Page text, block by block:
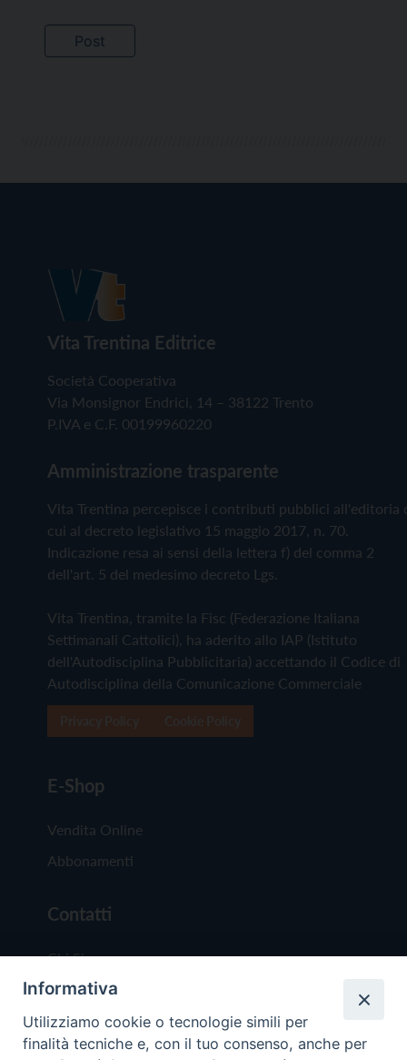
Vita Trentina Editrice
Società Cooperativa
Via Monsignor Endrici, 14 – 38122 Trento
P.IVA e C.F. 00199960220
Amministrazione trasparente
Vita Trentina percepisce i contributi pubblici all'editoria
cui al decreto legislativo 15 maggio 2017, n. 70.
Indicazione resa ai sensi della lettera f) del comma 2
dell'art. 5 del medesimo decreto Lgs.
Vita Trentina, tramite la Fisc (Federazione Italiana
Settimanali Cattolici), ha aderito allo IAP (Istituto
dell'Autodisciplina Pubblicitaria) accettando il Codice di
Autodisciplina della Comunicazione Commerciale
E-Shop
Vendita Online
Abbonamenti
Contatti
Chi Siamo
Redazione
Scrivici
Informativa
Utilizziamo cookie o tecnologie simili per
finalità tecniche e, con il tuo consenso, anche per